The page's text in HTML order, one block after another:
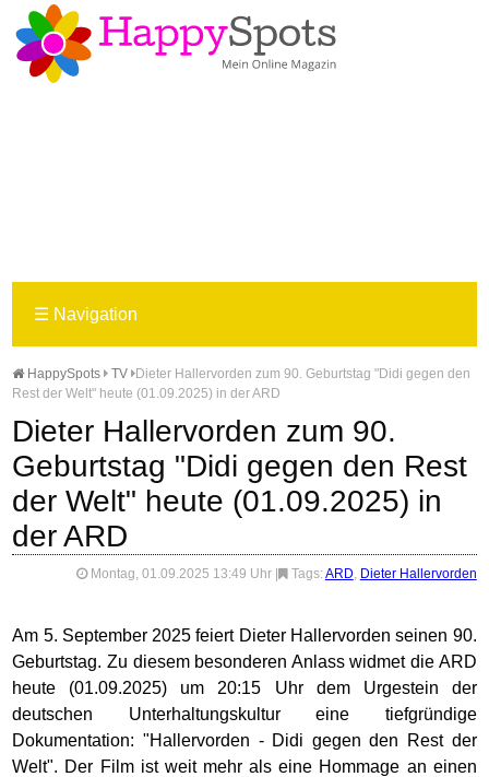
☰ Navigation
HappySpots TV
Dieter Hallervorden zum 90. Geburtstag "Didi gegen den
Rest der Welt" heute (01.09.2025) in der ARD
Dieter Hallervorden zum 90.
Geburtstag "Didi gegen den Rest
der Welt" heute (01.09.2025) in
der ARD
Montag, 01.09.2025 13:49 Uhr Tags: ARD, Dieter Hallervorden
Am 5. September 2025 feiert Dieter Hallervorden seinen 90.
Geburtstag. Zu diesem besonderen Anlass widmet die ARD
heute (01.09.2025) um 20:15 Uhr dem Urgestein der
deutschen Unterhaltungskultur eine tiefgründige
Dokumentation: "Hallervorden - Didi gegen den Rest der
Welt". Der Film ist weit mehr als eine Hommage an einen